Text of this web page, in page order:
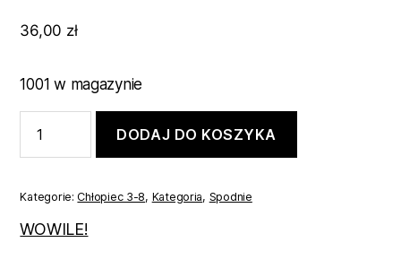
36,00 zł
1001 w magazynie
Spodnie
dresowe
szare
chłopięce
r.92
DODAJ DO KOSZYKA
Kategorie:Chłopiec 3-8, Kategoria, Spodnie
WOWILE!